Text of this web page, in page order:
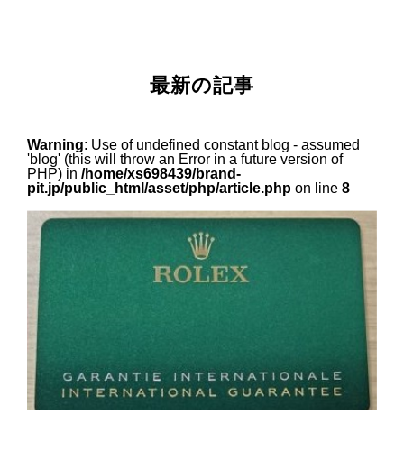
最新の記事
Warning: Use of undefined constant blog - assumed
'blog' (this will throw an Error in a future version of
PHP) in /home/xs698439/brand-
pit.jp/public_html/asset/php/article.phpon line 8